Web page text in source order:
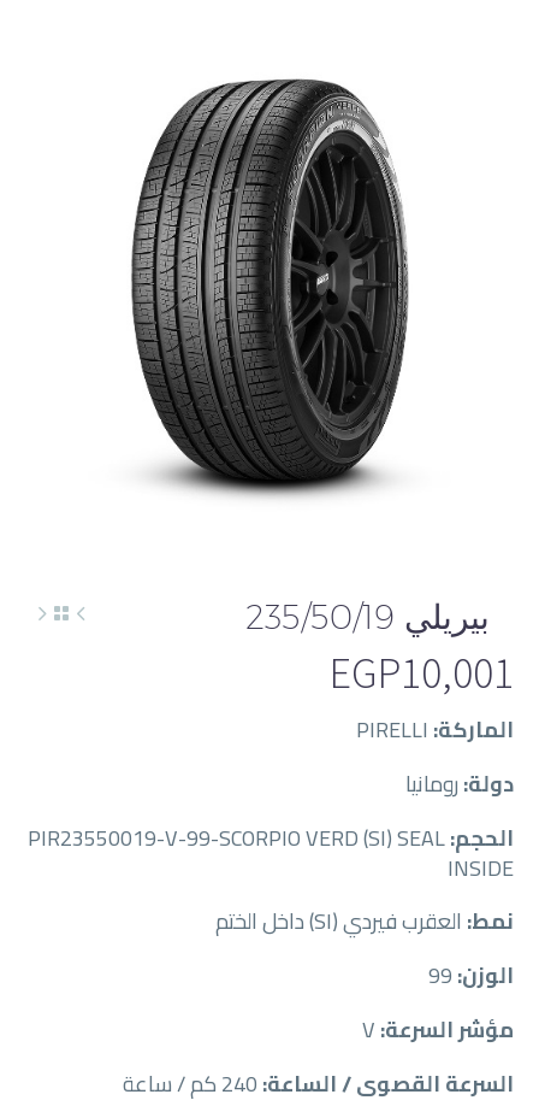
بيريلي 235/50/19
EGP10,001
الماركة:
دولة:رومانيا
الحجم:PIR23550019-V-99-SCORPIO VERD (SI) SEAL
INSIDE
نمط: العقرب فيردي (SI) داخل الختم
الوزن:
مؤشر السرعة:
السرعة القصوى / الساعة: